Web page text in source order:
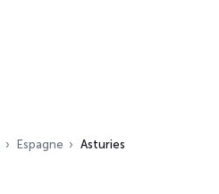
Espagne Asturies